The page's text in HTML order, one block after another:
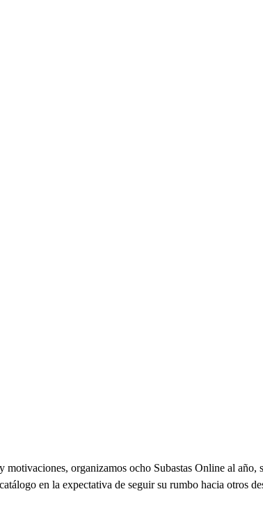
motivaciones, organizamos ocho Subastas Online al
en la expectativa de seguir su rumbo hacia otros